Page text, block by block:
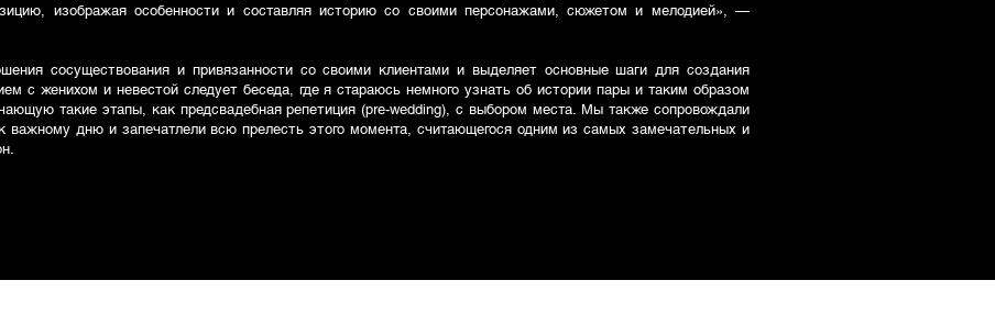
изображая особенности и составляя историю со своими персонажами, сюжетом и мелодией», —
сосуществования и привязанности со своими клиентами и выделяет основные шаги для создания
с женихом и невестой следует беседа, где я стараюсь немного узнать об истории пары и таким образом
такие этапы, как предсвадебная репетиция (pre-wedding), с выбором места. Мы также сопровождали
важному дню и запечатлели всю прелесть этого момента, считающегося одним из самых замечательных и